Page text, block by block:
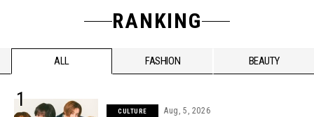
RANKING
ALL FASHION BEAUTY
CULTURE Aug, 5, 2026